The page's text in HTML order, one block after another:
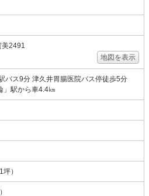
美2491
地図を表示
バス9分 津久井胃腸医院バス停徒歩5分
」駅から車4.4㎞
坪）